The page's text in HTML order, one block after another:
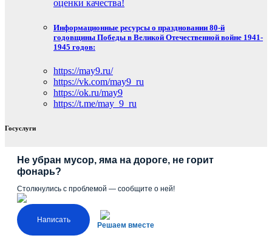
оценки качества!
Информационные ресурсы о праздновании 80-й
годовщины Победы в Великой Отечественной войне 1941-
1945 годов:
https://may9.ru/
https://vk.com/may9_ru
https://ok.ru/may9
https://t.me/may_9_ru
Госуслуги
Не убран мусор, яма на дороге, не горит
фонарь?
Столкнулись с проблемой — сообщите о ней!
Написать
Решаем вместе